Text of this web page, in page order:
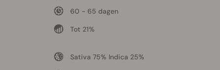
60 - 65 dagen
Tot 21%
Sativa 75% Indica 25%